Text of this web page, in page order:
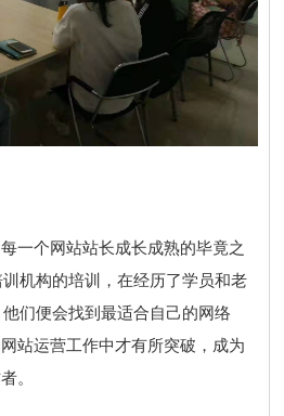
一个网站站长成长成熟的毕竟之
机构的培训，在经历了学员和老
们便会找到最适合自己的网络
站运营工作中才有所突破，成为
。